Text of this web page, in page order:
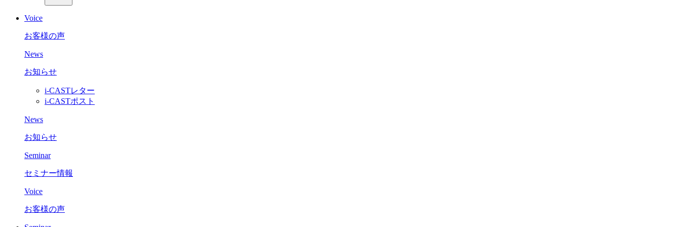
Voice
お客様の声
News
お知らせ
i-CASTレター
i-CASTポスト
News
お知らせ
Seminar
セミナー情報
Voice
お客様の声